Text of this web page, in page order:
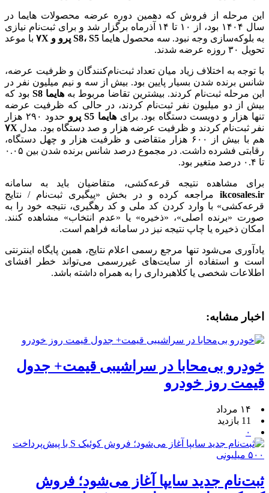
این مرحله از فروش که دهمین دوره عرضه محصولات هایما در
سال ۱۴۰۴ بود، از ۱۰ تا ۱۴ آذرماه برگزار شد و برای ثبت‌نام نیازی
به بلوکه‌سازی وجه نبود. سه محصول هایما S8، S5 پرو و ۷X
با موعد
تحویل ۳۰ روزه عرضه شدند.
با توجه به اختلاف زیاد میان تعداد ثبت‌نام‌کنندگان و ظرفیت عرضه،
شانس برنده شدن بسیار پایین بود. بیش از سه و نیم میلیون نفر در
این مرحله ثبت‌نام کردند. بیشترین تقاضا مربوط به هایما S8
بود که
بیش از دو میلیون نفر ثبت‌نام کردند، در حالی که ظرفیت عرضه
تنها هزار و دویست دستگاه بود. برایهایما S5 پرو
حدود ۲۹۰ هزار
نفر ثبت‌نام کردند و ظرفیت عرضه هزار و صد دستگاه بود. مدل ۷X
هم با بیش از ۶۰۰ هزار متقاضی و ظرفیت هزار و چهل دستگاه،
رقابتی فشرده داشت. در مجموع درصد شانس برنده شدن بین ۰.۰۵
تا ۰.۴ درصد متغیر بود.
برای مشاهده نتیجه قرعه‌کشی، متقاضیان باید به سامانه
ikcosales.ir مراجعه کرده و در بخش «پیگیری ثبت‌نام / نتایج
قرعه‌کشی» با وارد کردن کد ملی و کد رهگیری، نتیجه خود را به
صورت «برنده اصلی»، «ذخیره» یا «عدم انتخاب» مشاهده کنند.
امکان ذخیره یا چاپ نتیجه نیز در سامانه فراهم است.
یادآوری می‌شود تنها مرجع رسمی اعلام نتایج، همین پایگاه اینترنتی
است و استفاده از سایت‌های غیررسمی می‌تواند خطر افشای
اطلاعات شخصی یا کلاهبرداری را به همراه داشته باشد.
اخبار مشابه:
خودرو بی‌محابا در سراشیبی قیمت+ جدول
قیمت روز خودرو
۱۴ مرداد
11 بازدید
۰
ثبت‌نام جدید سایپا آغاز می‌شود؛ فروش